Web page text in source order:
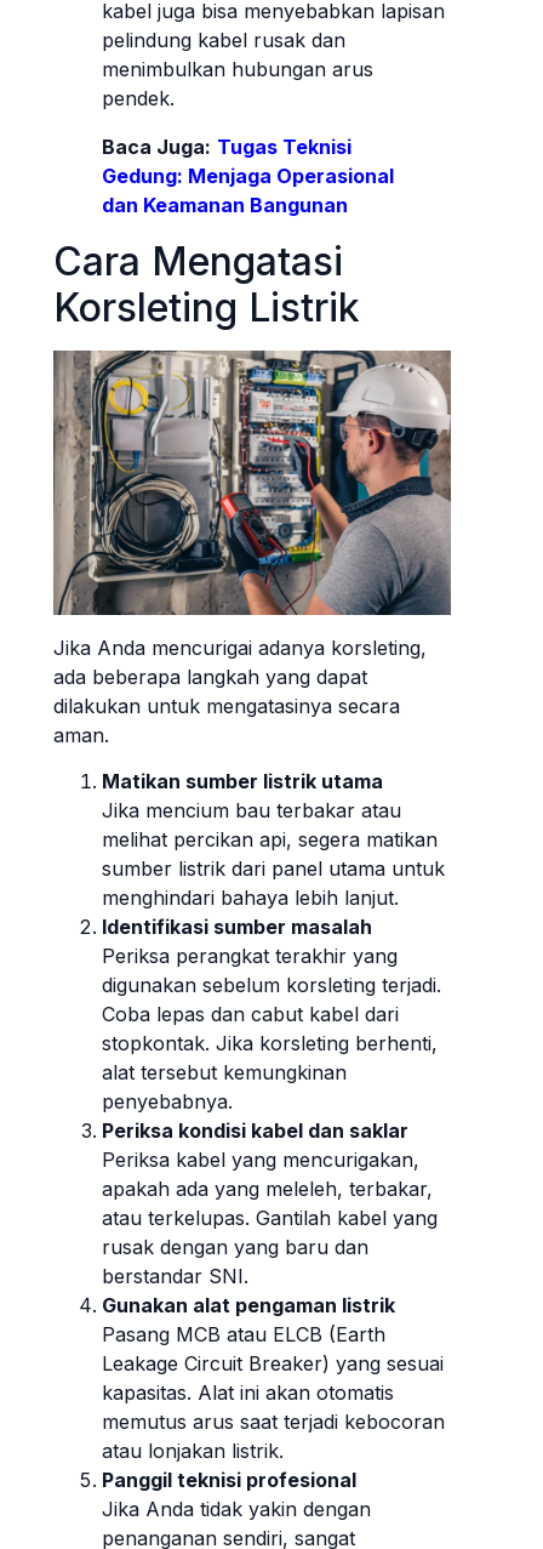
kabel juga bisa menyebabkan lapisan
pelindung kabel rusak dan
menimbulkan hubungan arus
pendek.
Baca Juga: Tugas Teknisi
Gedung: Menjaga Operasional
dan Keamanan Bangunan
Cara Mengatasi
Korsleting Listrik
Jika Anda mencurigai adanya korsleting,
ada beberapa langkah yang dapat
dilakukan untuk mengatasinya secara
aman.
Matikan sumber listrik utama
Jika mencium bau terbakar atau
melihat percikan api, segera matikan
sumber listrik dari panel utama untuk
menghindari bahaya lebih lanjut.
Identifikasi sumber masalah
Periksa perangkat terakhir yang
digunakan sebelum korsleting terjadi.
Coba lepas dan cabut kabel dari
stopkontak. Jika korsleting berhenti,
alat tersebut kemungkinan
penyebabnya.
Periksa kondisi kabel dan saklar
Periksa kabel yang mencurigakan,
apakah ada yang meleleh, terbakar,
atau terkelupas. Gantilah kabel yang
rusak dengan yang baru dan
berstandar SNI.
Gunakan alat pengaman listrik
Pasang MCB atau ELCB (Earth
Leakage Circuit Breaker) yang sesuai
kapasitas. Alat ini akan otomatis
memutus arus saat terjadi kebocoran
atau lonjakan listrik.
Panggil teknisi profesional
Jika Anda tidak yakin dengan
penanganan sendiri, sangat